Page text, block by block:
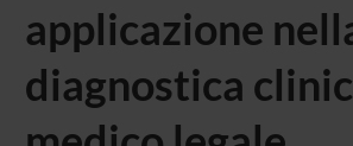
applicazione
diagnostica